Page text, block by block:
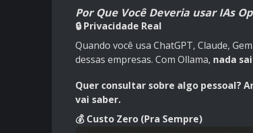
Por Que Você Deveria usar IAs
🔒 Privacidade Real
Quando você usa ChatGPT, Claude,
dessas empresas. Com Ollama, nada
Quer consultar sobre algo pessoal?
vai saber.
💰 Custo Zero (Pra Sempre)